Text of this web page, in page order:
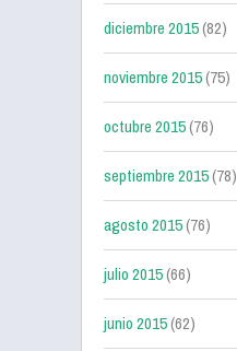
diciembre 2015(82)
noviembre 2015(75)
octubre 2015(76)
septiembre 2015(78)
agosto 2015(76)
julio 2015(66)
junio 2015(62)